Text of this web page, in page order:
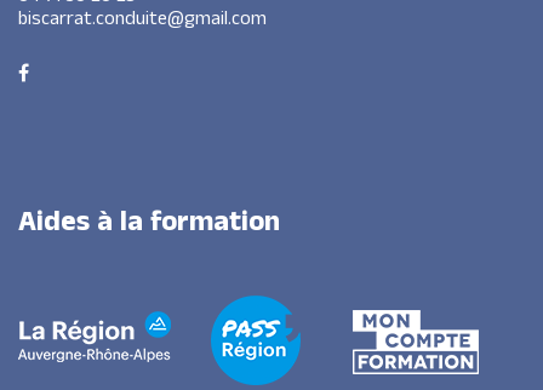
biscarrat.conduite@gmail.com
Aidesà laformation